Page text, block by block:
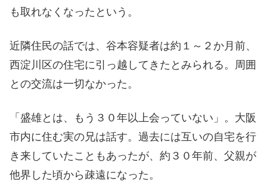
も取れなくなったという。
近隣住民の話では、谷本容疑者は約１～２か月前、
西淀川区の住宅に引っ越してきたとみられる。周囲
との交流は一切なかった。
「盛雄とは、もう３０年以上会っていない」。大阪
市内に住む実の兄は話す。過去には互いの自宅を行
き来していたこともあったが、約３０年前、父親が
他界した頃から疎遠になった。